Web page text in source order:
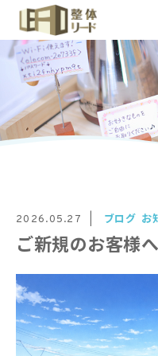
2026.05.27 ブログ お
ご新規のお客様